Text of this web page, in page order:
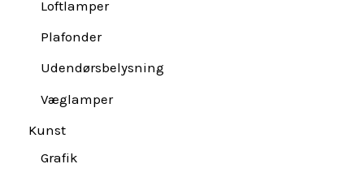
Loftlamper
Plafonder
Udendørsbelysning
Væglamper
Kunst
Grafik